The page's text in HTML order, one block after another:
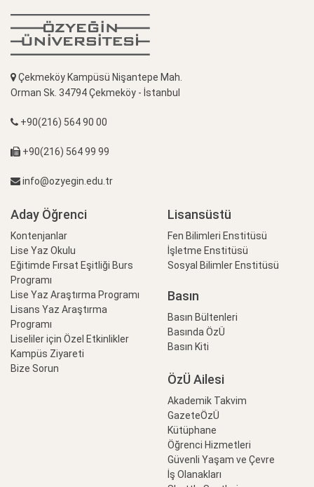
Çekmeköy Kampüsü Nişantepe Mah.
Orman Sk. 34794 Çekmeköy - İstanbul
+90(216) 564 90 00
+90(216) 564 99 99
info@ozyegin.edu.tr
Aday Öğrenci
Kontenjanlar
Lise Yaz Okulu
Eğitimde Fırsat Eşitliği Burs
Programı
Lise Yaz Araştırma Programı
Lisans Yaz Araştırma
Programı
Liseliler için Özel Etkinlikler
Kampüs Ziyareti
Bize Sorun
Lisansüstü
Fen Bilimleri Enstitüsü
İşletme Enstitüsü
Sosyal Bilimler Enstitüsü
Basın
Basın Bültenleri
Basında ÖzÜ
Basın Kiti
ÖzÜ Ailesi
Akademik Takvim
GazeteÖzÜ
Kütüphane
Öğrenci Hizmetleri
Güvenli Yaşam ve Çevre
İş Olanakları